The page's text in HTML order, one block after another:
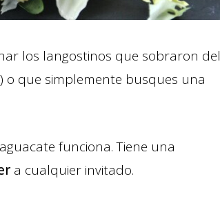
los langostinos que sobraron del
que simplemente busques una
funciona. Tiene una
a cualquier invitado.